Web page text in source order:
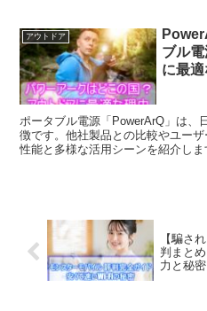
アウトドア
ブル
に最
ポータブル電源「PowerArQ」は、
徴です。他社製品との比較やユー
性能と多様な活用シーンを紹介し
【騙さ
判まと
力と秘密